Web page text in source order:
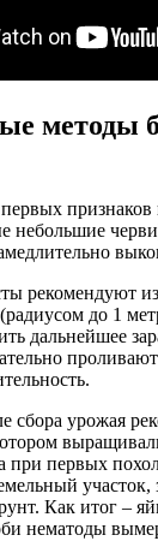
методы
признаков
небольшие
рекомендуют
до 1
дальнейшее
сбора урожая
при первых
участок,
Как итог –
нематоды